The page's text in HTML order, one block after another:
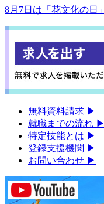
8月7日は「花文化の日」
無料資料請求 ▶︎
就職までの流れ ▶︎
特定技能とは ▶︎
登録支援機関 ▶︎
お問い合わせ ▶︎